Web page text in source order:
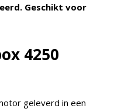
Geschikt voor
4250
geleverd in een